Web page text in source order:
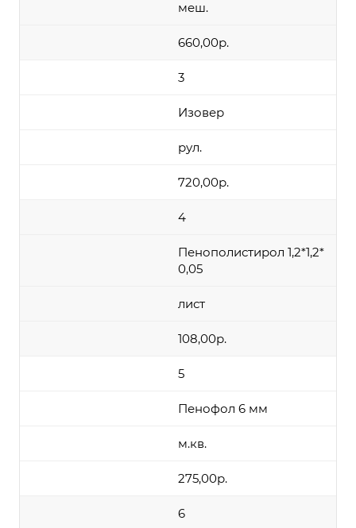
меш.
660,00р.
3
Изовер
рул.
720,00р.
4
Пенополистирол 1,2*1,2*
0,05
лист
108,00р.
5
Пенофол 6 мм
м.кв.
275,00р.
6